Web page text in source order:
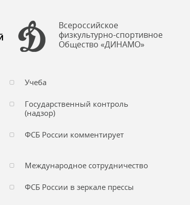
Всероссийское
физкультурно-спортивное
Общество «ДИНАМО»
Учеба
Государственный контроль
(надзор)
ФСБ России комментирует
Международное сотрудничество
ФСБ России в зеркале прессы